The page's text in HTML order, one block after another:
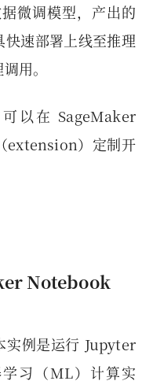
微调模型，产出的
速部署上线至推理
用。
以在 SageMaker
extension）定制开
Notebook
实例是运行 Jupyter
习（ML）计算实